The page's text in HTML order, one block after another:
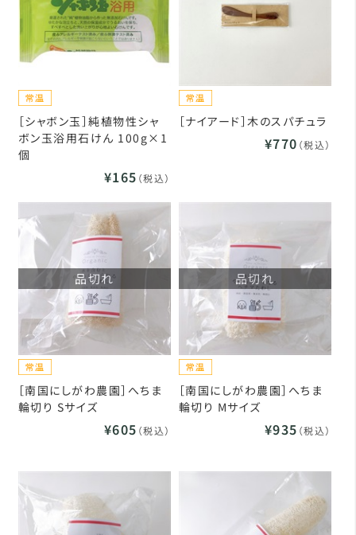
［シャボン玉］純植物性シャ
ボン玉浴用石けん 100g×1
個
¥165 （税込）
［ナイアード］木のスパチュラ
¥770 （税込）
品切れ
［南国にしがわ農園］へちま
輪切り Sサイズ
¥605 （税込）
品切れ
［南国にしがわ農園］へちま
輪切り Mサイズ
¥935 （税込）